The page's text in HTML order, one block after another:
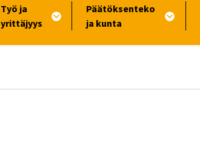
Työ ja
yrittäjyys
Päätöksenteko
ja kunta